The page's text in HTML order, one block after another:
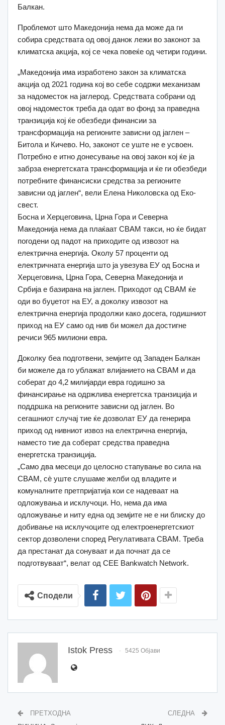
Балкан.
Проблемот што Македонија нема да може да ги
собира средствата од овој данок лежи во законот за
климатска акција, кој се чека повеќе од четири години.
„Македонија има изработено закон за климатска
акција од 2021 година кој во себе содржи механизам
за надоместок на јаглерод. Средствата собрани од
овој надоместок треба да одат во фонд за праведна
транзиција кој ќе обезбеди финансии за
трансформација на регионите зависни од јаглен –
Битола и Кичево. Но, законот се уште не е усвоен.
Потребно е итно донесување на овој закон кој ќе ја
забрза енергетската трансформација и ќе ги обезбеди
потребните финансиски средства за регионите
зависни од јаглен“, вели Елена Николовска од Еко-
свест.
Босна и Херцеговина, Црна Гора и Северна
Македонија нема да плаќаат CBAM такси, но ќе бидат
погодени од падот на приходите од извозот на
електрична енергија. Околу 57 проценти од
електричната енергија што ја увезува ЕУ од Босна и
Херцеговина, Црна Гора, Северна Македонија и
Србија е базирана на јаглен. Приходот од CBAM ќе
оди во буџетот на ЕУ, а доколку извозот на
електрична енергија продолжи како досега, годишниот
приход на ЕУ само од нив би можел да достигне
речиси 965 милиони евра.
Доколку беа подготвени, земјите од Западен Балкан
би можеле да го ублажат влијанието на CBAM и да
соберат до 4,2 милијарди евра годишно за
финансирање на одржлива енергетска транзиција и
поддршка на регионите зависни од јаглен. Во
сегашниот случај тие ќе дозволат ЕУ да генерира
приход од нивниот извоз на електрична енергија,
наместо тие да соберат средства праведна
енергетска транзиција.
„Само два месеци до целосно стапување во сила на
CBAM, сè уште слушаме желби од владите и
комуналните претпријатија кои се надеваат на
одложувања и исклучоци. Но, нема да има
одложување и ниту една од земјите не е ни блиску до
добивање на исклучоците од електроенергетскиот
сектор дозволени според Регулативата CBAM. Треба
да престанат да сонуваат и да почнат да се
подготвуваат“, велат од CEE Bankwatch Network.
Сподели
Istok Press 5425 Објави
ПРЕТХОДНА СЛЕДНА